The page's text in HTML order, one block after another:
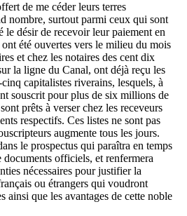
de me céder leurs terres
nombre, surtout parmi ceux qui sont
le désir de recevoir leur paiement en
été ouvertes vers le milieu du mois
et chez les notaires des cent dix
la ligne du Canal, ont déjà reçu les
capitalistes riverains, lesquels, à
souscrit pour plus de six millions de
prêts à verser chez les receveurs
respectifs. Ces listes ne sont pas
augmente tous les jours.
le prospectus qui paraîtra en temps
officiels, et renfermera
nécessaires pour justifier la
ou étrangers qui voudront
ainsi que les avantages de cette noble